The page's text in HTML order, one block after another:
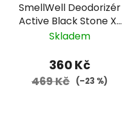
SmellWell Deodorizér
Active Black Stone XL
- černý
Skladem
360 Kč
469 Kč (–23 %)